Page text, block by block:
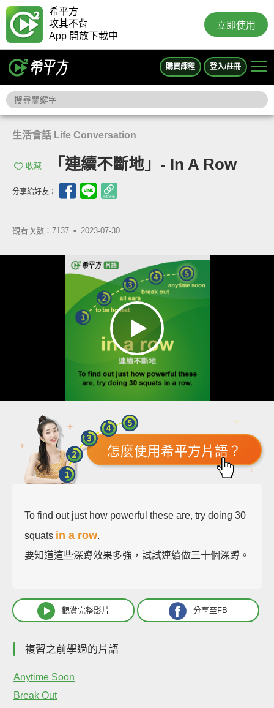
希平方
攻其不背
App 開放下載中
立即使用
購買課程 登入/註冊
生活會話 Life Conversation
收藏 「連續不斷地」- In A Row
分享給好友：
觀看次數：7137 • 2023-07-30
怎麼使用希平方片語？
To find out just how powerful these are, try doing 30
squats in a row.
要知道這些深蹲效果多強，試試連續做三十個深蹲。
觀賞完整影片 分享至FB
複習之前學過的片語
Anytime Soon
Break Out